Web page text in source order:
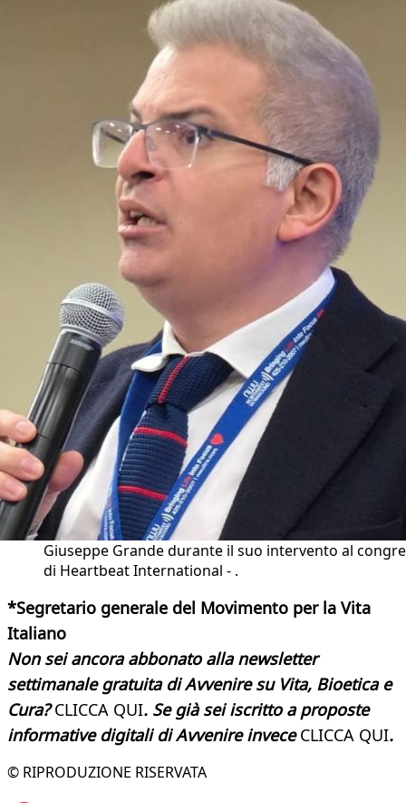
Giuseppe Grande durante il suo intervento al
di Heartbeat International - .
*Segretario generale del Movimento per la Vita
Italiano
Non sei ancora abbonato alla newsletter
settimanale gratuita di Avvenire su Vita, Bioetica e
Cura?CLICCA QUI. Se già sei iscritto a proposte
informative digitali di Avvenire inveceCLICCA QUI.
© RIPRODUZIONE RISERVATA